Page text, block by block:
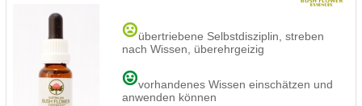
übertriebene Selbstdisziplin, streben
nach Wissen, überehrgeizig
vorhandenes Wissen einschätzen und
anwenden können